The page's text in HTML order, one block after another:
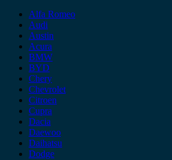
Alfa Romeo
Audi
Austin
Acura
BMW
BYD
Chery
Chevrolet
Citroen
Cupra
Dacia
Daewoo
Daihatsu
Dodge